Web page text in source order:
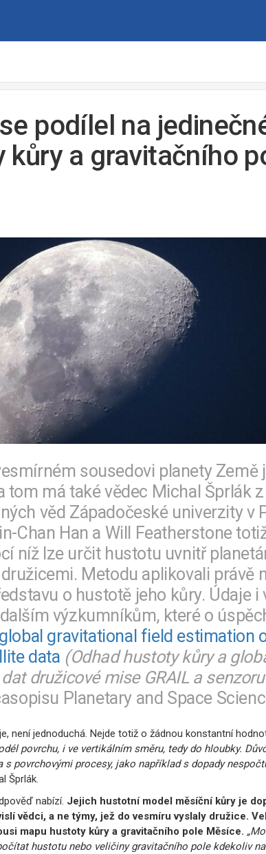
podílel na
a gravitačního
sousedovi planety Země
tom má také vědec Michal Šprlák
věd Západočeské univerzity v
Chan Han a Will Featherstone
níž lze určit hustotu uvnitř
Metodu aplikovali právě
o hustotě jeho kůry. Údaje i
výzkumníkům, které o
gravitational field estimation
data (Odhad hustoty kůry a
družicové mise GRAIL a
Planetary and Space
není jednoduchá. Nejde totiž o žádnou konstantní
povrchu, i ve vertikálním směru, tedy do hloubky.
povrchovými procesy, jako například s dopady
Šprlák.
nabízí. Jejich hustotní model měsíční kůry je
vědci, a ne týmy, jež do vesmíru vyslaly družice.
mapu hustoty kůry a gravitačního pole Měsíce.
hustotu nebo veličiny gravitačního pole kdekoliv na